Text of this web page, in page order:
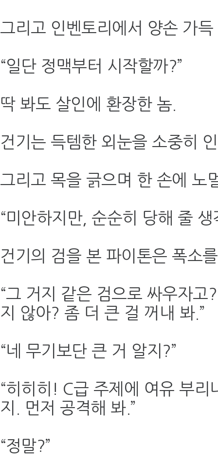
그리고 인벤토리에서 양손 가
“일단 정맥부터 시작할까?”
딱 봐도 살인에 환장한 놈.
건기는 득템한 외눈을 소중히
그리고 목을 긁으며 한 손에 노
“미안하지만, 순순히 당해 줄 생
건기의 검을 본 파이톤은 폭소
“그 거지 같은 검으로 싸우자
지 않아? 좀 더 큰 걸 꺼내 봐.”
“네 무기보단 큰 거 알지?”
“히히히! C급 주제에 여유 부
지. 먼저 공격해 봐.”
“정말?”